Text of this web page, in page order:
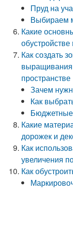
Пруд на
Выбираем
Какие
обустройстве
Как создать
выращивания
пространстве
Зачем
Как
Бюджетные
Какие
дорожек и
Как
увеличения
Как